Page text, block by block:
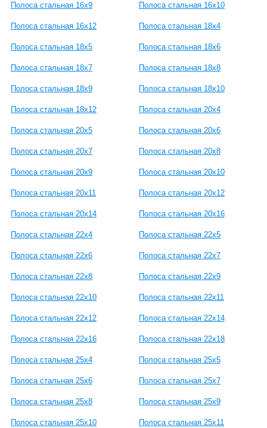
Полоса стальная 16х9 Полоса стальная 16х10
Полоса стальная 16х12 Полоса стальная 18х4
Полоса стальная 18х5 Полоса стальная 18х6
Полоса стальная 18х7 Полоса стальная 18х8
Полоса стальная 18х9 Полоса стальная 18х10
Полоса стальная 18х12 Полоса стальная 20х4
Полоса стальная 20х5 Полоса стальная 20х6
Полоса стальная 20х7 Полоса стальная 20х8
Полоса стальная 20х9 Полоса стальная 20х10
Полоса стальная 20х11 Полоса стальная 20х12
Полоса стальная 20х14 Полоса стальная 20х16
Полоса стальная 22x4 Полоса стальная 22x5
Полоса стальная 22x6 Полоса стальная 22х7
Полоса стальная 22х8 Полоса стальная 22x9
Полоса стальная 22x10 Полоса стальная 22x11
Полоса стальная 22x12 Полоса стальная 22x14
Полоса стальная 22x16 Полоса стальная 22х18
Полоса стальная 25х4 Полоса стальная 25x5
Полоса стальная 25x6 Полоса стальная 25x7
Полоса стальная 25х8 Полоса стальная 25х9
Полоса стальная 25x10 Полоса стальная 25x11